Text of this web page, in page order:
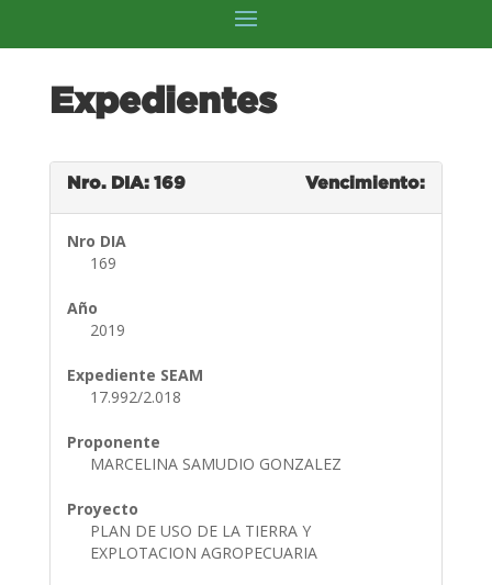
Expedientes
Nro. DIA: 169 Vencimiento:
Nro DIA
169
Año
2019
Expediente SEAM
17.992/2.018
Proponente
MARCELINA SAMUDIO GONZALEZ
Proyecto
PLAN DE USO DE LA TIERRA Y
EXPLOTACION AGROPECUARIA